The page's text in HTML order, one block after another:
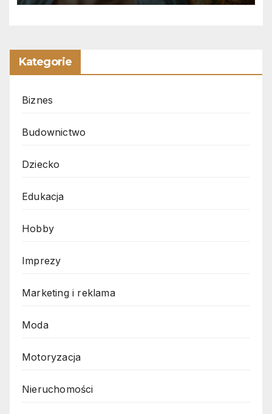
Kategorie
Biznes
Budownictwo
Dziecko
Edukacja
Hobby
Imprezy
Marketing i reklama
Moda
Motoryzacja
Nieruchomości